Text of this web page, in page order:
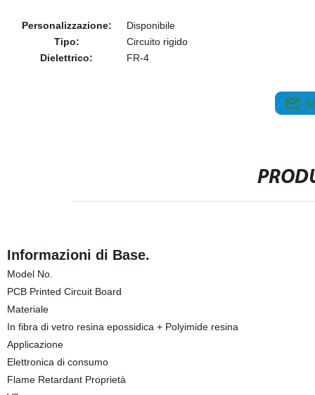
Personalizzazione:
Disponibile
Tipo:
Circuito rigido
Dielettrico:
FR-4
Informazioni di Base.
Model No.
PCB Printed Circuit Board
Materiale
In fibra di vetro resina epossidica + Polyimide resina
Applicazione
Elettronica di consumo
Flame Retardant Proprietà